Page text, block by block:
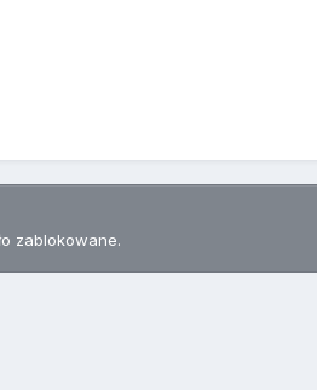
zablokowane.